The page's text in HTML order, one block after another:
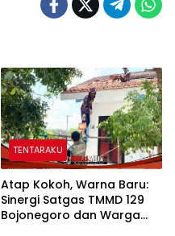
TENTARAKU
Atap Kokoh, Warna Baru:
Sinergi Satgas TMMD 129
Bojonegoro dan Warga